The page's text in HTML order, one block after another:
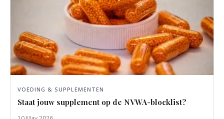
VOEDING & SUPPLEMENTEN
Staat jouw supplement op de NVWA-blocklist?